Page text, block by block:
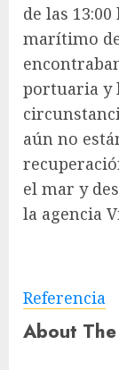
de las
marítimo
portuaria y
aún no
el mar y
la agencia
Referencia
About